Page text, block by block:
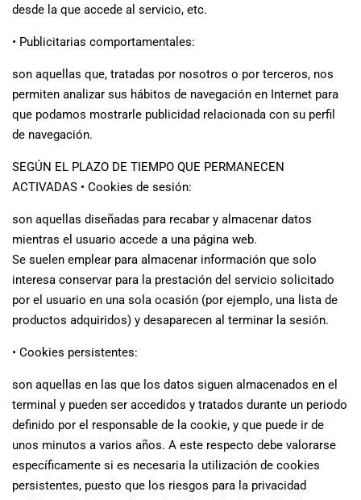
desde la que accede al servicio, etc.
• Publicitarias comportamentales:
son aquellas que, tratadas por nosotros o por terceros, nos
permiten analizar sus hábitos de navegación en Internet para
que podamos mostrarle publicidad relacionada con su perfil
de navegación.
SEGÚN EL PLAZO DE TIEMPO QUE PERMANECEN
ACTIVADAS • Cookies de sesión:
son aquellas diseñadas para recabar y almacenar datos
mientras el usuario accede a una página web.
Se suelen emplear para almacenar información que solo
interesa conservar para la prestación del servicio solicitado
por el usuario en una sola ocasión (por ejemplo, una lista de
productos adquiridos) y desaparecen al terminar la sesión.
• Cookies persistentes:
son aquellas en las que los datos siguen almacenados en el
terminal y pueden ser accedidos y tratados durante un periodo
definido por el responsable de la cookie, y que puede ir de
unos minutos a varios años. A este respecto debe valorarse
específicamente si es necesaria la utilización de cookies
persistentes, puesto que los riesgos para la privacidad